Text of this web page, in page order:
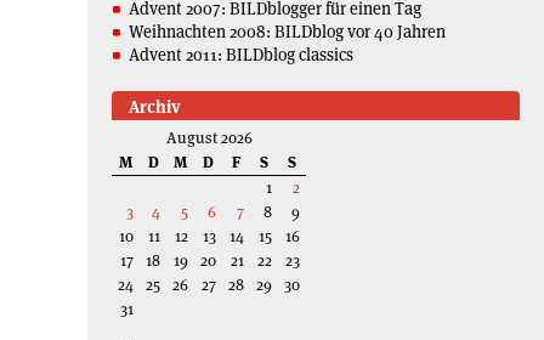
Advent 2007: BILDblogger für einen Tag
Weihnachten 2008: BILDblog vor 40 Jahren
Advent 2011: BILDblog classics
Archiv
August 2026
M
D M D F S
S
1
2
3
4 5 6 7 8
9
10
11 12 13 14 15
16
17 18 19 20 21 22
23
24 25 26 27 28 29 30
31